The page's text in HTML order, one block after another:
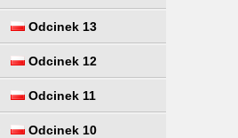
Odcinek 13
Odcinek 12
Odcinek 11
Odcinek 10